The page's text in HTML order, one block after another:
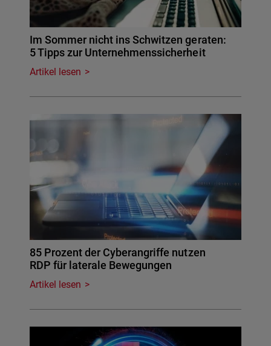
Im Sommer nicht ins Schwitzen geraten:
5 Tipps zur Unternehmenssicherheit
Artikel lesen
85 Prozent der Cyberangriffe nutzen
RDP für laterale Bewegungen
Artikel lesen